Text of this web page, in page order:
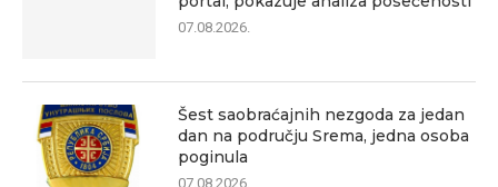
07.08.2026.
Šest saobraćajnih nezgoda za jedan
dan na području Srema, jedna osoba
poginula
07.08.2026.